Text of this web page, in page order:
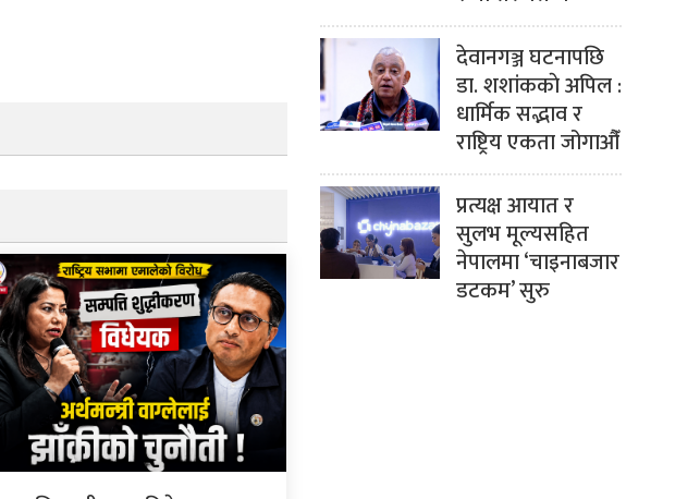
देवानगञ्ज घटनापछि
डा. शशांककाे अपिल :
धार्मिक सद्भाव र
राष्ट्रिय एकता जोगाऔँ
प्रत्यक्ष आयात र
सुलभ मूल्यसहित
नेपालमा ‘चाइनाबजार
डटकम’ सुरु